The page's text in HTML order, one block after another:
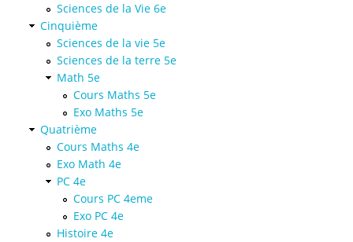
Sciences de la Vie 6e
Cinquième
Sciences de la vie 5e
Sciences de la terre 5e
Math 5e
Cours Maths 5e
Exo Maths 5e
Quatrième
Cours Maths 4e
Exo Math 4e
PC 4e
Cours PC 4eme
Exo PC 4e
Histoire 4e